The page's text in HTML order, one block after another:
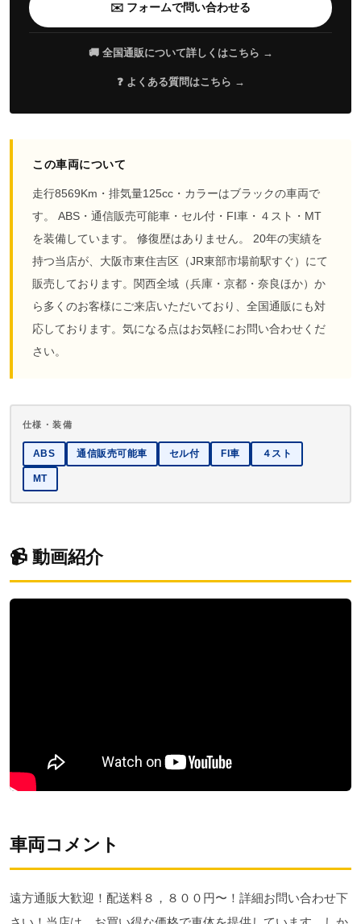
✉️ フォームで問い合わせる
🚚 全国通販について詳しくはこちら →
❓ よくある質問はこちら →
この車両について
走行8569Km・排気量125cc・カラーはブラックの車両で
す。 ABS・通信販売可能車・セル付・FI車・４スト・MT
を装備しています。 修復歴はありません。 20年の実績を
持つ当店が、大阪市東住吉区（JR東部市場前駅すぐ）にて
販売しております。関西全域（兵庫・京都・奈良ほか）か
ら多くのお客様にご来店いただいており、全国通販にも対
応しております。気になる点はお気軽にお問い合わせくだ
さい。
仕様・装備
ABS 通信販売可能車 セル付 FI車 ４スト
MT
📹 動画紹介
車両コメント
遠方通販大歓迎！配送料８，８００円〜！詳細お問い合わせ下